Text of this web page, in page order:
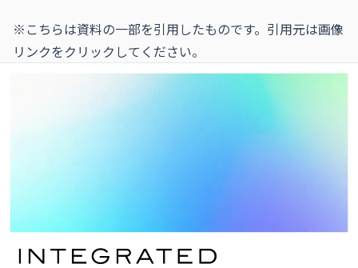
※こちらは資料の一部を引用したものです。引用元は画像
リンクをクリックしてください。